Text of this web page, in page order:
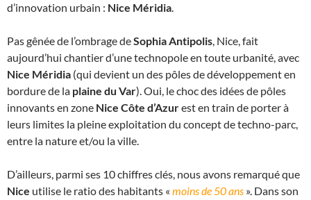
d’innovation urbain : Nice Méridia.
Pas gênée de l’ombrage deSophia Antipolis, Nice, fait
aujourd’hui chantier d’une technopole en toute urbanité, avec
Nice Méridia (qui devient un des pôles de développement en
bordure de la plaine du Var). Oui, le choc des idées de pôles
innovants en zone Nice Côte d’Azurest en train de porter à
leurs limites la pleine exploitation du concept de techno-parc,
entre la nature et/ou la ville.
D’ailleurs, parmi ses 10 chiffres clés, nous avons remarqué que
Nice utilise le ratio des habitants « moins de 50 ans ». Dans son